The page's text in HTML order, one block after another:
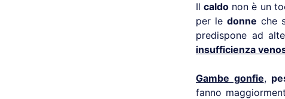
Ilcaldo non è un
per le donne che
predispone ad
insufficienza
Gambe gonfie,
fanno